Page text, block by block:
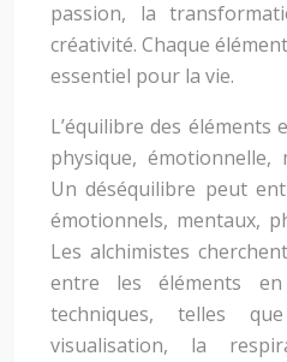
passion, la
créativité. Chaque
essentiel pour la vie.
L’équilibre des éléments
physique, émotionnelle,
Un déséquilibre peut
émotionnels, mentaux,
Les alchimistes
entre les éléments
techniques, telles
visualisation, la